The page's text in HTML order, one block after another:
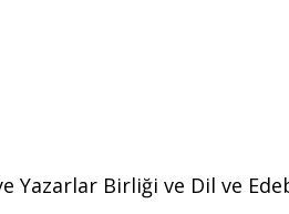
Yazarlar Birliği ve Dil ve